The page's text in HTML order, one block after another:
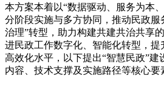
本方案本着以“数据驱动、服务为本
分阶段实施与多方协同，推动民政服
治理”转型，助力构建共建共治共享
进民政工作数字化、智能化转型，
高效化水平，以下提出“智慧民政”建
内容、技术支撑及实施路径等核心要